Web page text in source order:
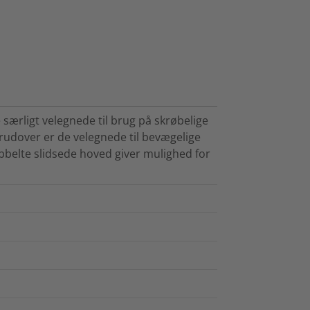
velegnede til brug på skrøbelige
er de velegnede til bevægelige
slidsede hoved giver mulighed for